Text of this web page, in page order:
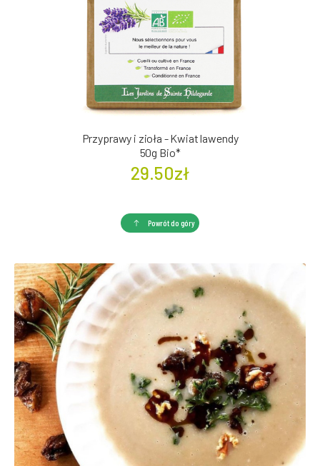
Przyprawy i zioła - Kwiat lawendy
50g Bio*
29.50zł
Powrót do góry